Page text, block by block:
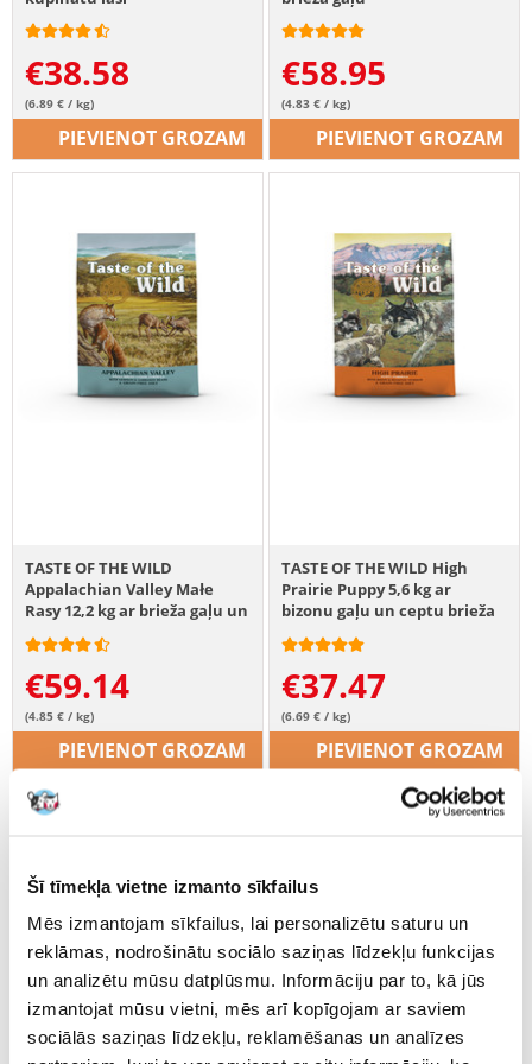
Šī tīmekļa vietne izmanto sīkfailus
Mēs izmantojam sīkfailus, lai personalizētu saturu un
reklāmas, nodrošinātu sociālo saziņas līdzekļu funkcijas
un analizētu mūsu datplūsmu. Informāciju par to, kā jūs
izmantojat mūsu vietni, mēs arī kopīgojam ar saviem
sociālās saziņas līdzekļu, reklamēšanas un analīzes
€38.58
(6.89 € / kg)
PIEVIENOT GROZAM
€58.95
(4.83 € / kg)
PIEVIENOT GROZAM
TASTE OF THE WILD
Appalachian Valley Małe
Rasy 12,2 kg ar brieža gaļu un
aunazirņiem
€59.14
(4.85 € / kg)
PIEVIENOT GROZAM
TASTE OF THE WILD High
Prairie Puppy 5,6 kg ar
bizonu gaļu un ceptu brieža
gaļu
€37.47
(6.69 € / kg)
PIEVIENOT GROZAM